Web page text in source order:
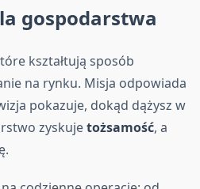
gospodarstwa
kształtują sposób
na rynku. Misja odpowiada
pokazuje, dokąd dążysz w
zyskujetożsamość, a